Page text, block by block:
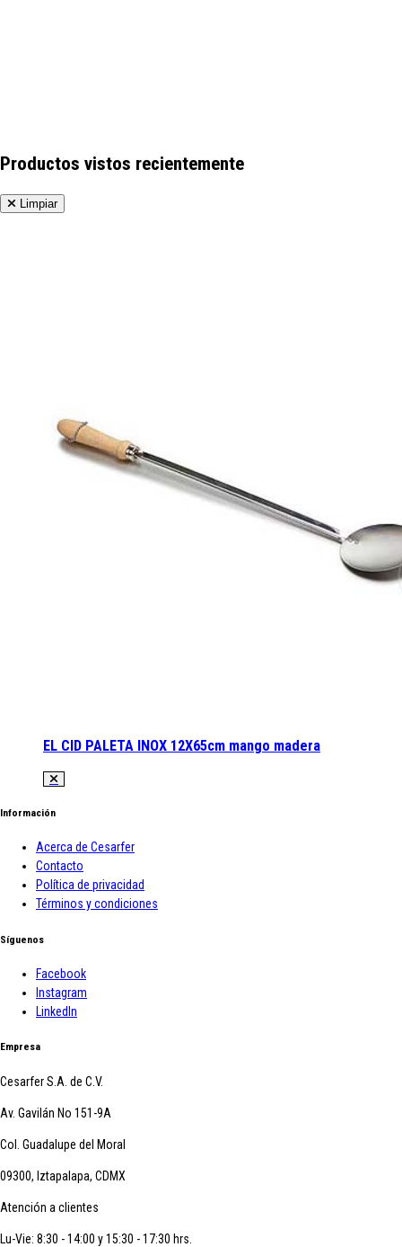
Productos vistos recientemente
Limpiar
EL CID PALETA INOX 12X65cm mango madera
Información
Acerca de Cesarfer
Contacto
Política de privacidad
Términos y condiciones
Síguenos
Facebook
Instagram
LinkedIn
Empresa
Cesarfer S.A. de C.V.
Av. Gavilán No 151-9A
Col. Guadalupe del Moral
09300, Iztapalapa, CDMX
Atención a clientes
Lu-Vie: 8:30 - 14:00 y 15:30 - 17:30 hrs.